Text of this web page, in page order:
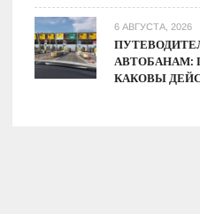
6 АВГУСТА, 2026
АВТОБАНАМ:
КАКОВЫ